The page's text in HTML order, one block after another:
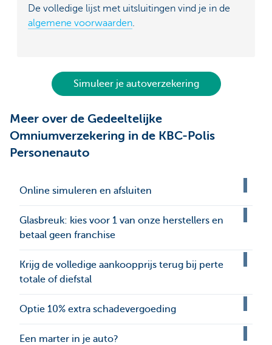
De volledige lijst met uitsluitingen vind je in de
algemene voorwaarden.
Simuleer je autoverzekering
Meer over de Gedeeltelijke
Omniumverzekering in de KBC-Polis
Personenauto
Online simuleren en afsluiten
Glasbreuk: kies voor 1 van onze herstellers en
betaal geen franchise
Krijg de volledige aankoopprijs terug bij perte
totale of diefstal
Optie 10% extra schadevergoeding
Een marter in je auto?